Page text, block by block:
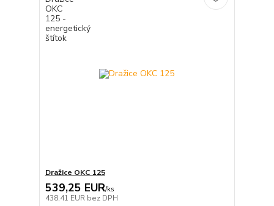
Dražice OKC 125
539,25 EUR/ks
438,41 EUR bez DPH